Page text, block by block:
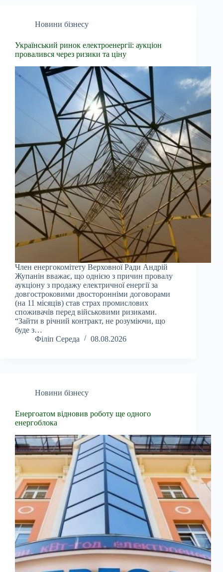
Новини бізнесу
Український ринок електроенергії: аукціон
провалився через ризики та ціну
Член енергокомітету Верховної Ради Андрій
Жупанін вважає, що однією з причин провалу
аукціону з продажу електричної енергії за
довгостроковими двосторонніми договорами
(на 11 місяців) став страх промислових
споживачів перед військовими ризиками.
“Зайти в річний контракт, не розуміючи, що
буде з…
Філіп Середа
08.08.2026
Новини бізнесу
Енергоатом відновив роботу ще одного
енергоблока